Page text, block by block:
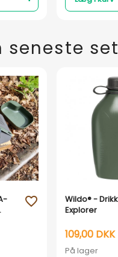
seneste
favorite_outline
Wildo® -
Explorer
109,00 DKK
På lager